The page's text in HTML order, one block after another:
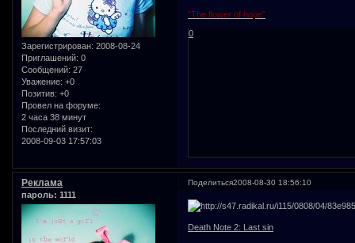
Зарегистрирован: 2008-08-24
Приглашений: 0
Сообщений: 27
Уважение: +0
Позитив: +0
Провел на форуме:
2 часа 38 минут
Последний визит:
2008-09-03 17:57:03
"The flower of hope"
0
Поделиться2008-08-30 18:56:10
Реклама
пароль: 1111
Death Note 2: Last sin